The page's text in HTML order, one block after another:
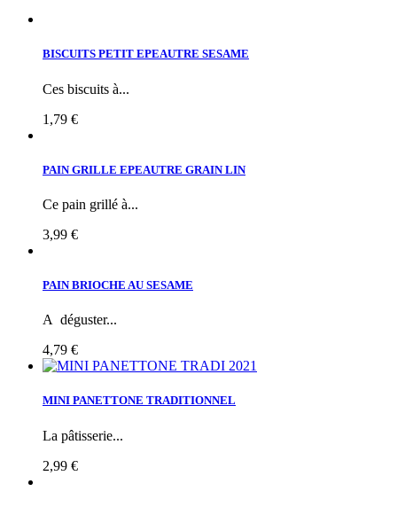
BISCUITS PETIT EPEAUTRE SESAME
Ces biscuits à...
1,79 €
PAIN GRILLE EPEAUTRE GRAIN LIN
Ce pain grillé à...
3,99 €
PAIN BRIOCHE AU SESAME
A déguster...
4,79 €
MINI PANETTONE TRADITIONNEL
La pâtisserie...
2,99 €